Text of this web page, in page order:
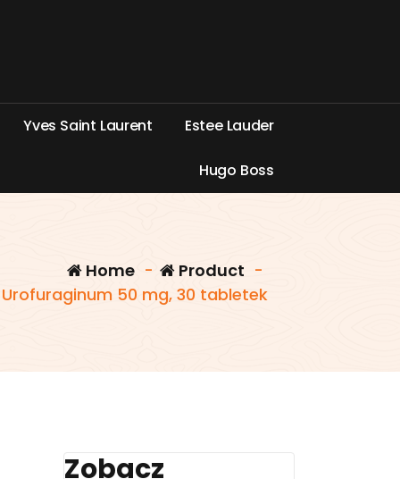
Yves Saint Laurent Estee Lauder
Hugo Boss
Home - Product -
Urofuraginum 50 mg, 30 tabletek
Zobacz